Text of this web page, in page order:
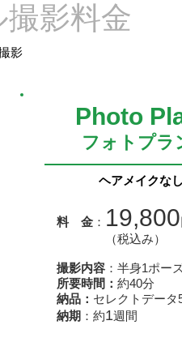
影料金
影
Photo
フォトプラ
ヘアメイクなし
料 金 ： 19,800
（税込み）
撮影内容 ：半身1ポー
所要時間： 約40分
納品： セレクトデータ
納期 ：約1週間